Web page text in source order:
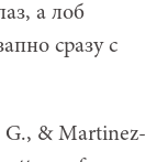
а лоб
сразу с
G., & Martinez-